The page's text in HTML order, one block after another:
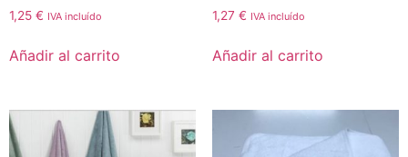
1,25 € IVA incluído
Añadir al carrito
1,27 € IVA incluído
Añadir al carrito